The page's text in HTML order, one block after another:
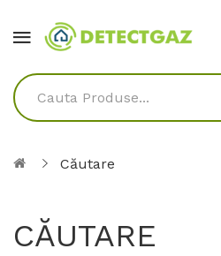
Căutare
CĂUTARE